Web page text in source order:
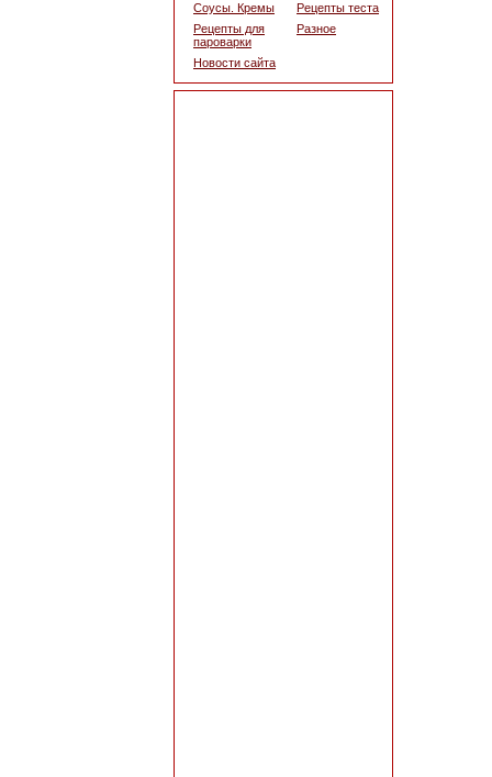
Соусы. Кремы
Рецепты теста
Рецепты для
пароварки
Разное
Новости сайта